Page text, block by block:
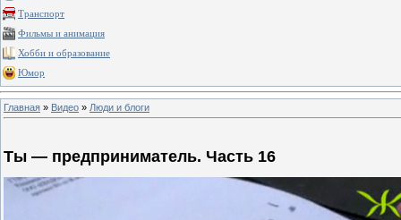
Транспорт
Фильмы и анимация
Хобби и образование
Юмор
Главная » Видео » Люди и блоги
Ты — предприниматель. Часть 16